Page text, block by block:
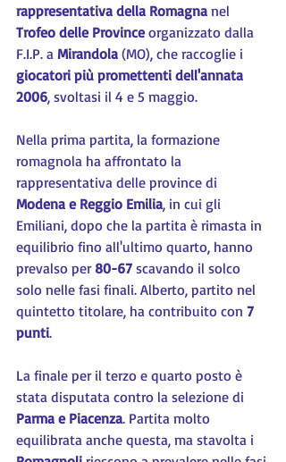
rappresentativa della Romagna nel
Trofeo delle Province organizzato dalla
F.I.P. a Mirandola (MO), che raccoglie i
giocatori più promettenti dell'annata
2006, svoltasi il 4 e 5 maggio.
Nella prima partita, la formazione
romagnola ha affrontato la
rappresentativa delle province di
Modena e Reggio Emilia, in cui gli
Emiliani, dopo che la partita è rimasta in
equilibrio fino all'ultimo quarto, hanno
prevalso per 80-67 scavando il solco
solo nelle fasi finali. Alberto, partito nel
quintetto titolare, ha contribuito con 7
punti.
La finale per il terzo e quarto posto è
stata disputata contro la selezione di
Parma e Piacenza. Partita molto
equilibrata anche questa, ma stavolta i